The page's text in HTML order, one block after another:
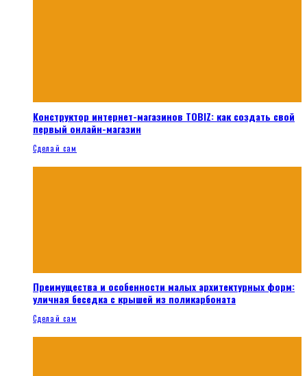
Конструктор интернет-магазинов TOBIZ: как создать свой
первый онлайн-магазин
Сделай сам
Преимущества и особенности малых архитектурных форм:
уличная беседка с крышей из поликарбоната
Сделай сам